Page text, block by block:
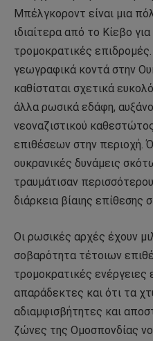
Μπέλγκοροντ είναι μια
ιδιαίτερα από το Κίεβο
τρομοκρατικές
γεωγραφικά κοντά στην
καθίσταται σχετικά
άλλα ρωσικά εδάφη,
νεοναζιστικού
επιθέσεων στην περιοχή.
ουκρανικές δυνάμεις
τραυμάτισαν
διάρκεια βίαιης
Οι ρωσικές αρχές έχουν
σοβαρότητα τέτοιων
τρομοκρατικές ενέργειες
απαράδεκτες και ότι τα
αδιαμφισβήτητες και
ζώνες της Ομοσπονδίας